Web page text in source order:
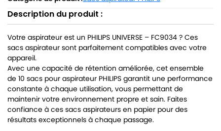
Description du produit :
Votre aspirateur est un PHILIPS UNIVERSE – FC9034 ? Ces
sacs aspirateur sont parfaitement compatibles avec votre
appareil.
Avec une capacité de rétention améliorée, cet ensemble
de 10 sacs pour aspirateur PHILIPS garantit une performance
constante à chaque utilisation, vous permettant de
maintenir votre environnement propre et sain. Faites
confiance à ces sacs aspirateurs en papier pour des
résultats exceptionnels à chaque passage.